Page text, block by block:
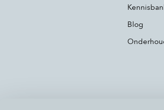
Blog